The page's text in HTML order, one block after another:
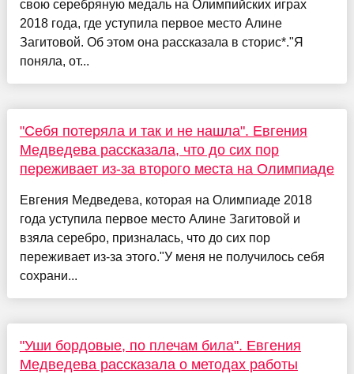
свою серебряную медаль на Олимпийских играх
2018 года, где уступила первое место Алине
Загитовой. Об этом она рассказала в сторис*."Я
поняла, от...
"Себя потеряла и так и не нашла". Евгения
Медведева рассказала, что до сих пор
переживает из-за второго места на Олимпиаде
Евгения Медведева, которая на Олимпиаде 2018
года уступила первое место Алине Загитовой и
взяла серебро, призналась, что до сих пор
переживает из-за этого."У меня не получилось себя
сохрани...
"Уши бордовые, по плечам била". Евгения
Медведева рассказала о методах работы